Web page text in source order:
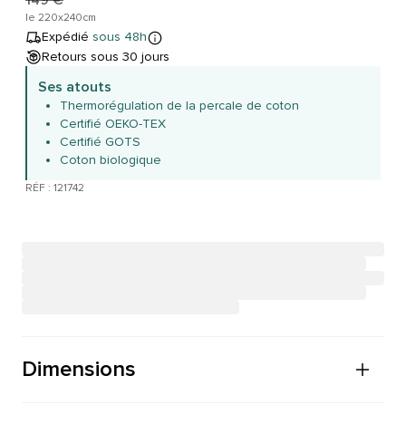
le 220x240cm
Expédié sous 48h
Retours sous 30 jours
Ses atouts
Thermorégulation de la percale de coton
Certifié OEKO-TEX
Certifié GOTS
Coton biologique
RÉF : 121742
Dimensions